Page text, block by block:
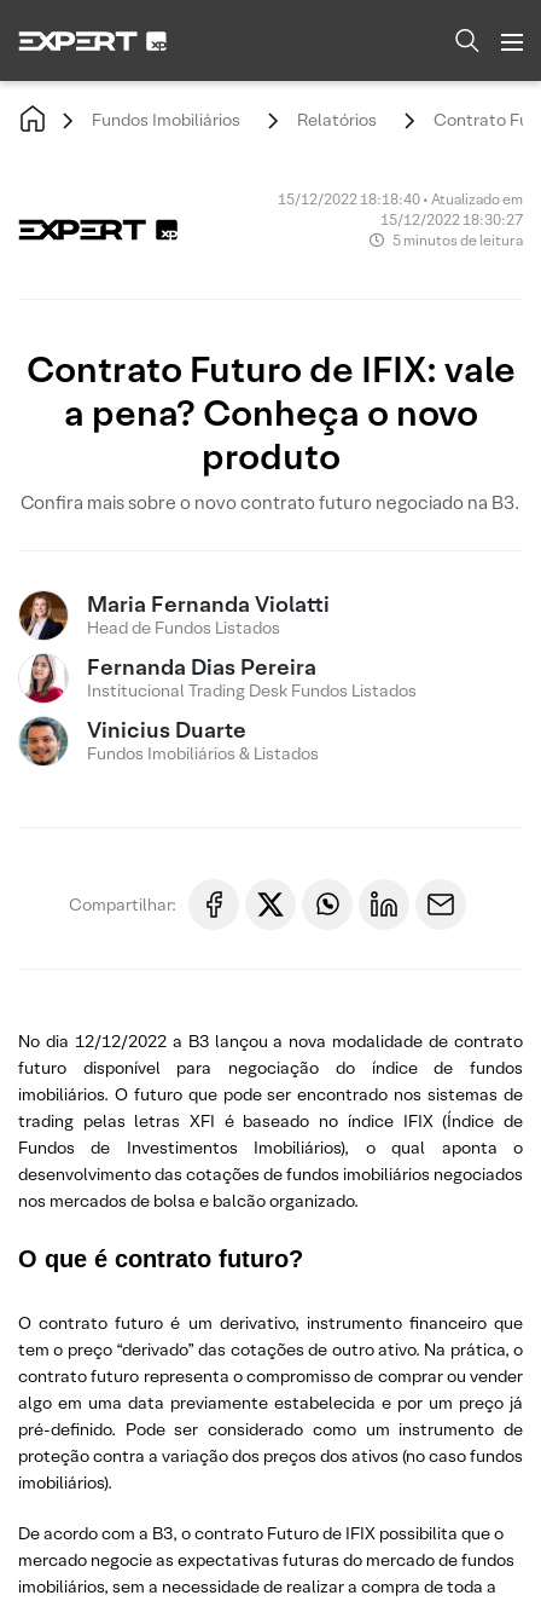
Fundos Imobiliários Relatórios Contrato
15/12/2022 18:18:40 • Atualizado em
15/12/2022 18:30:27
5 minutos de leitura
Contrato Futuro de IFIX: vale
a pena? Conheça o novo
produto
Confira mais sobre o novo contrato futuro negociado na B3.
Maria Fernanda Violatti
Head de Fundos Listados
Fernanda Dias Pereira
Institucional Trading Desk Fundos Listados
Vinicius Duarte
Fundos Imobiliários & Listados
Compartilhar:
No dia 12/12/2022 a B3 lançou a nova modalidade de contrato
futuro disponível para negociação do índice de fundos
imobiliários. O futuro que pode ser encontrado nos sistemas de
trading pelas letras XFI é baseado no índice IFIX (Índice de
Fundos de Investimentos Imobiliários), o qual aponta o
desenvolvimento das cotações de fundos imobiliários negociados
nos mercados de bolsa e balcão organizado.
O que é contrato futuro?
O contrato futuro é um derivativo, instrumento financeiro que
tem o preço “derivado” das cotações de outro ativo. Na prática, o
contrato futuro representa o compromisso de comprar ou vender
algo em uma data previamente estabelecida e por um preço já
pré-definido. Pode ser considerado como um instrumento de
proteção contra a variação dos preços dos ativos (no caso fundos
imobiliários).
De acordo com a B3, o contrato Futuro de IFIX possibilita que o
mercado negocie as expectativas futuras do mercado de fundos
imobiliários, sem a necessidade de realizar a compra de toda a